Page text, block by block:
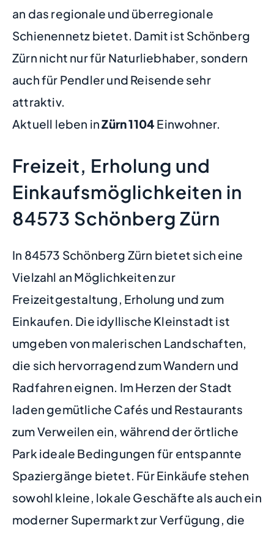
an das regionale und überregionale
Schienennetz bietet. Damit ist Schönberg
Zürn nicht nur für Naturliebhaber, sondern
auch für Pendler und Reisende sehr
attraktiv.
Aktuell leben inZürn1104 Einwohner.
Freizeit, Erholung und
Einkaufsmöglichkeiten in
84573 Schönberg Zürn
In 84573 Schönberg Zürn bietet sich eine
Vielzahl an Möglichkeiten zur
Freizeitgestaltung, Erholung und zum
Einkaufen. Die idyllische Kleinstadt ist
umgeben von malerischen Landschaften,
die sich hervorragend zum Wandern und
Radfahren eignen. Im Herzen der Stadt
laden gemütliche Cafés und Restaurants
zum Verweilen ein, während der örtliche
Park ideale Bedingungen für entspannte
Spaziergänge bietet. Für Einkäufe stehen
sowohl kleine, lokale Geschäfte als auch ein
moderner Supermarkt zur Verfügung, die